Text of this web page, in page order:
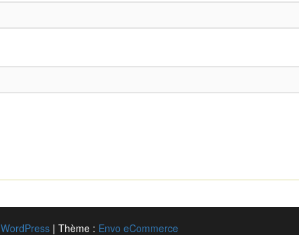
WordPress | Thème : Envo eCommerce